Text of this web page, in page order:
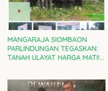
MANGARAJA SIOMBAON
PARLINDUNGAN TEGASKAN:
TANAH ULAYAT HARGA MATI!
PENJAJAHAN GAYA BARU